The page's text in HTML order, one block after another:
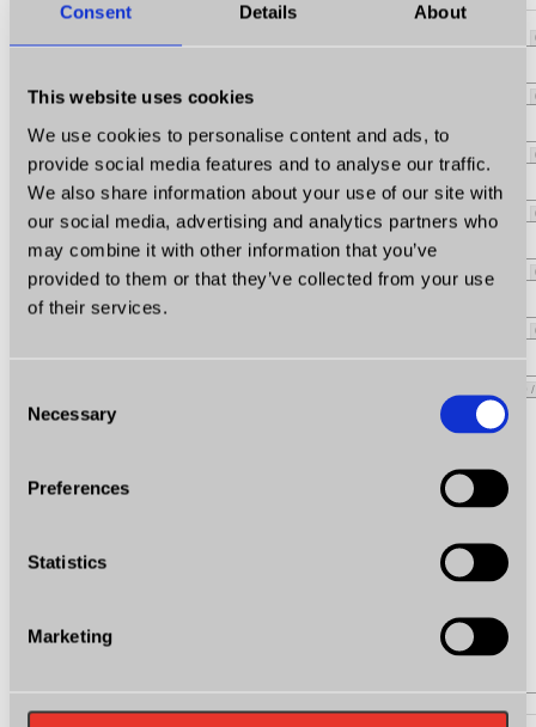
Consent Details About
This website uses cookies
We use cookies to personalise content and ads, to
provide social media features and to analyse our traffic.
We also share information about your use of our site with
our social media, advertising and analytics partners who
may combine it with other information that you’ve
provided to them or that they’ve collected from your use
of their services.
Selection
Necessary
Preferences
Statistics
Marketing
Nazwisko
* E-mail
* Telefon
Nazwa firmy
0